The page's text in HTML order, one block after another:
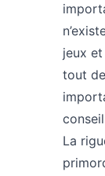
jeux
tout
La